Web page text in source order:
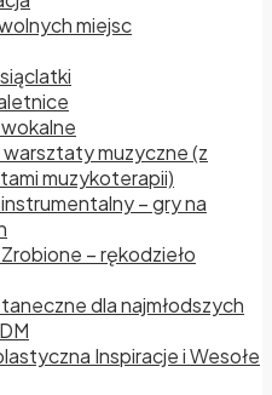
miejsc
muzyczne (z
muzykoterapii)
– gry na
– rękodzieło
dla najmłodszych
Inspiracje i Wesołe